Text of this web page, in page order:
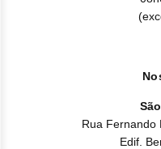
Rua Fernando
Edif.